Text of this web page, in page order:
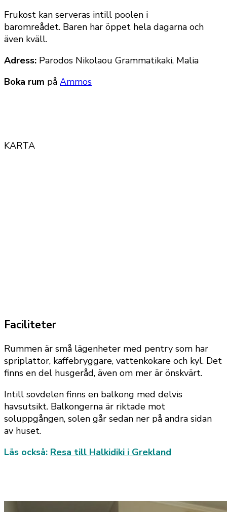
Frukost kan serveras intill poolen i
baromreådet. Baren har öppet hela dagarna och
även kväll.
Adress: Parodos Nikolaou Grammatikaki, Malia
Boka rum på Ammos
KARTA
Faciliteter
Rummen är små lägenheter med pentry som har
spriplattor, kaffebryggare, vattenkokare och kyl. Det
finns en del husgeråd, även om mer är önskvärt.
Intill sovdelen finns en balkong med delvis
havsutsikt. Balkongerna är riktade mot
soluppgången, solen går sedan ner på andra sidan
av huset.
Läs också: Resa till Halkidiki i Grekland